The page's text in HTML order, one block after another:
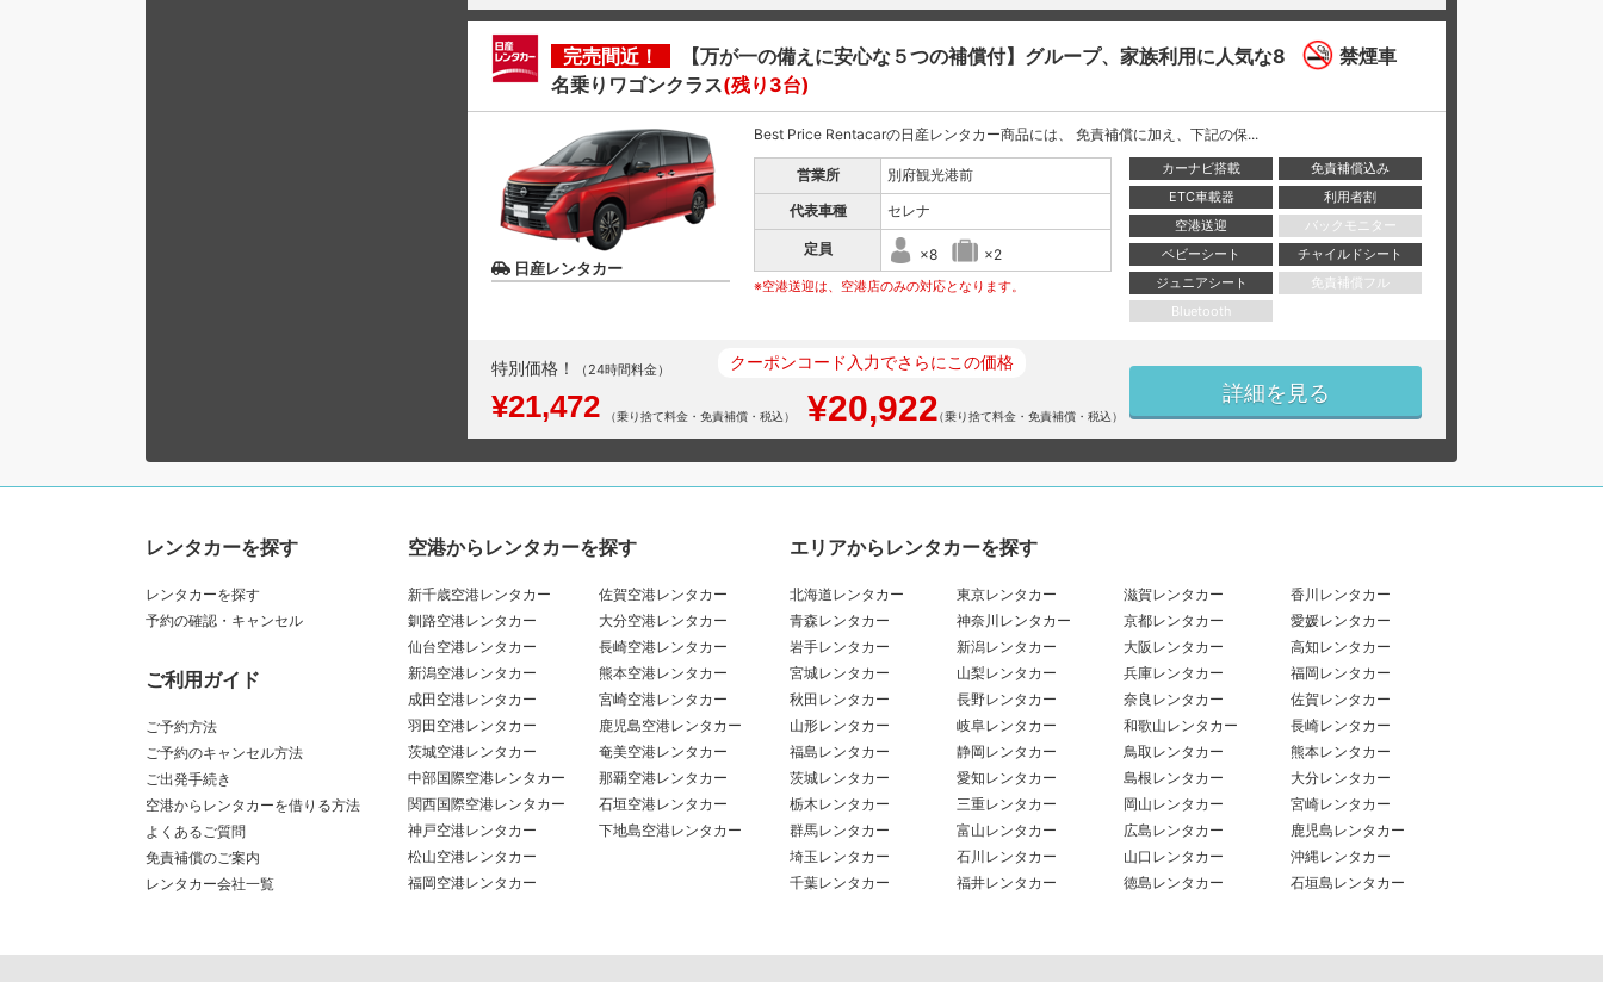
完売間近！
【万が一の備えに安心な５つの補償付】グループ、家族利用に人気な8
名乗りワゴンクラス(残り3台)
禁煙車
日産レンタカー
Best Price Rentacarの日産レンタカー商品には、 免責補償に加え、下記の保...
営業所
別府観光港前
代表車種
セレナ
定員 ×8 ×2
※空港送迎は、空港店のみの対応となります。
カーナビ搭載
免責補償込み
ETC車載器
利用者割
空港送迎
バックモニター
ベビーシート
チャイルドシート
ジュニアシート
免責補償フル
Bluetooth
特別価格！ （24時間料金）
¥21,472 （乗り捨て料金・免責補償・税込）
クーポンコード入力でさらにこの価格
¥20,922（乗り捨て料金・免責補償・税込）
詳細を見る
レンタカーを探す
レンタカーを探す
予約の確認・キャンセル
ご利用ガイド
ご予約方法
ご予約のキャンセル方法
ご出発手続き
空港からレンタカーを借りる方法
よくあるご質問
免責補償のご案内
レンタカー会社一覧
空港からレンタカーを探す
新千歳空港レンタカー
釧路空港レンタカー
仙台空港レンタカー
新潟空港レンタカー
成田空港レンタカー
羽田空港レンタカー
茨城空港レンタカー
中部国際空港レンタカー
関西国際空港レンタカー
神戸空港レンタカー
松山空港レンタカー
福岡空港レンタカー
佐賀空港レンタカー
大分空港レンタカー
長崎空港レンタカー
熊本空港レンタカー
宮崎空港レンタカー
鹿児島空港レンタカー
奄美空港レンタカー
那覇空港レンタカー
石垣空港レンタカー
下地島空港レンタカー
エリアからレンタカーを探す
北海道レンタカー
青森レンタカー
岩手レンタカー
宮城レンタカー
秋田レンタカー
山形レンタカー
福島レンタカー
茨城レンタカー
栃木レンタカー
群馬レンタカー
埼玉レンタカー
千葉レンタカー
東京レンタカー
神奈川レンタカー
新潟レンタカー
山梨レンタカー
長野レンタカー
岐阜レンタカー
静岡レンタカー
愛知レンタカー
三重レンタカー
富山レンタカー
石川レンタカー
福井レンタカー
滋賀レンタカー
京都レンタカー
大阪レンタカー
兵庫レンタカー
奈良レンタカー
和歌山レンタカー
鳥取レンタカー
島根レンタカー
岡山レンタカー
広島レンタカー
山口レンタカー
徳島レンタカー
香川レンタカー
愛媛レンタカー
高知レンタカー
福岡レンタカー
佐賀レンタカー
長崎レンタカー
熊本レンタカー
大分レンタカー
宮崎レンタカー
鹿児島レンタカー
沖縄レンタカー
石垣島レンタカー